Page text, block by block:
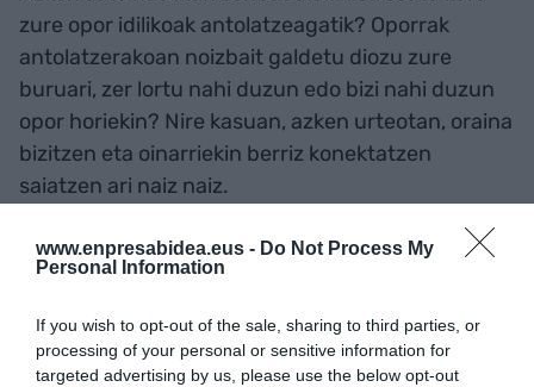
www.enpresabidea.eus - Do Not Process My
Personal Information
If you wish to opt-out of the sale, sharing to third parties, or
processing of your personal or sensitive information for
targeted advertising by us, please use the below opt-out
zure opor idilikoak antolatzeagatik? Oporrak
antolatzerakoan noizbait galdetu diozu zure
buruari, zer lortu nahi duzun edo bizi nahi duzun
opor horiekin? Nire kasuan, azken urteotan, oraina
bizitzen eta oinarriekin berriz konektatzen
saiatzen ari naiz naiz.
GehituEnpresaBIDEA
AKTIBATU ORAIN